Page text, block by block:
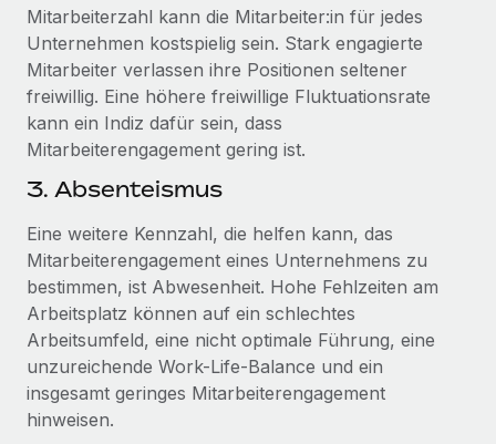
Mitarbeiterzahl kann die Mitarbeiter:in für jedes
Unternehmen kostspielig sein. Stark engagierte
Mitarbeiter verlassen ihre Positionen seltener
freiwillig. Eine höhere freiwillige Fluktuationsrate
kann ein Indiz dafür sein, dass
Mitarbeiterengagement gering ist.
3. Absenteismus
Eine weitere Kennzahl, die helfen kann, das
Mitarbeiterengagement eines Unternehmens zu
bestimmen, ist Abwesenheit. Hohe Fehlzeiten am
Arbeitsplatz können auf ein schlechtes
Arbeitsumfeld, eine nicht optimale Führung, eine
unzureichende Work-Life-Balance und ein
insgesamt geringes Mitarbeiterengagement
hinweisen.